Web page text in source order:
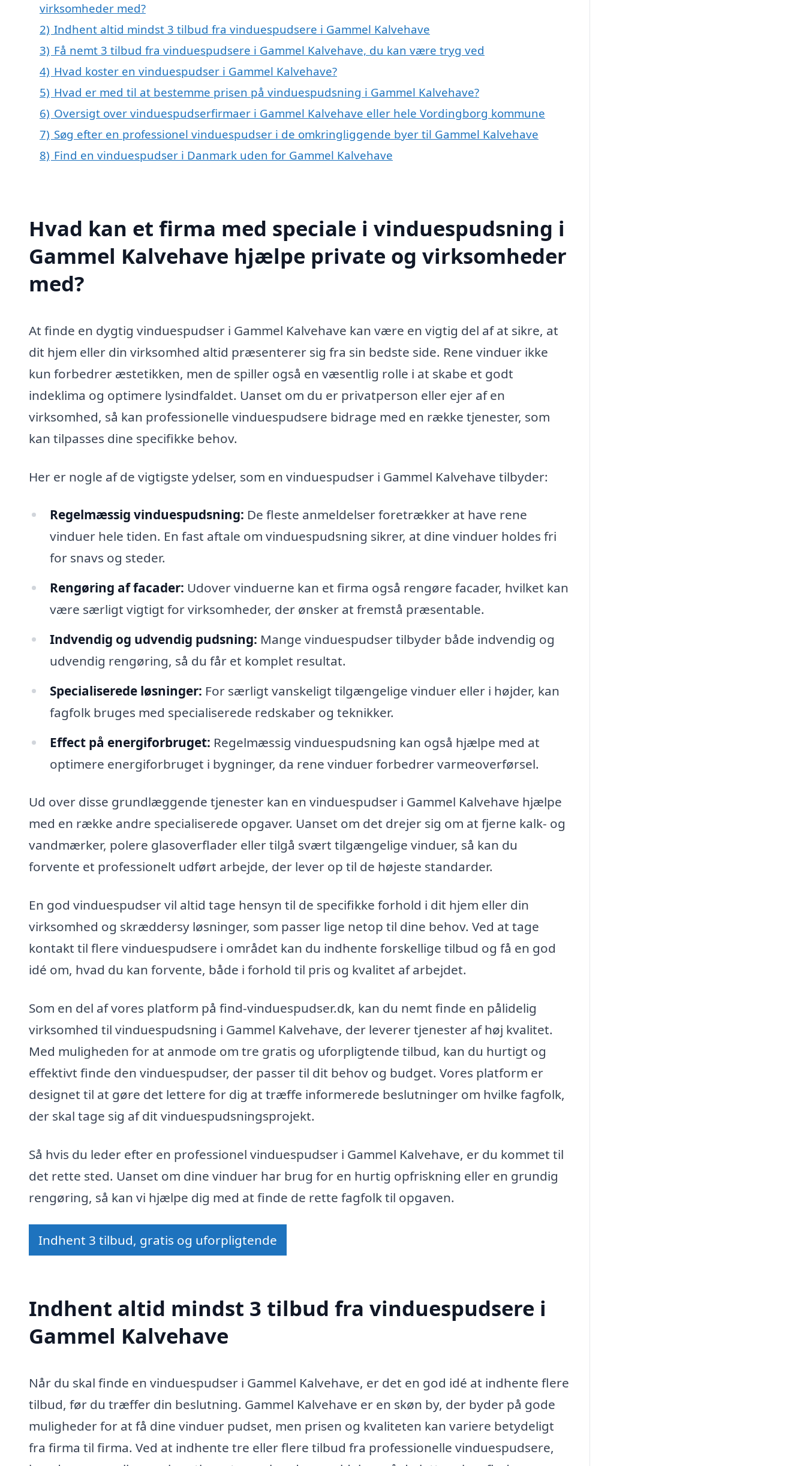
virksomheder med?
2) Indhent altid mindst 3 tilbud fra vinduespudsere i Gammel Kalvehave
3) Få nemt 3 tilbud fra vinduespudsere i Gammel Kalvehave, du kan være tryg ved
4) Hvad koster en vinduespudser i Gammel Kalvehave?
5) Hvad er med til at bestemme prisen på vinduespudsning i Gammel Kalvehave?
6) Oversigt over vinduespudserfirmaer i Gammel Kalvehave eller hele Vordingborg kommune
7) Søg efter en professionel vinduespudser i de omkringliggende byer til Gammel Kalvehave
8) Find en vinduespudser i Danmark uden for Gammel Kalvehave
Hvad kan et firma med speciale i vinduespudsning i
Gammel Kalvehave hjælpe private og virksomheder
med?
At finde en dygtig vinduespudser i Gammel Kalvehave kan være en vigtig del af at sikre, at
dit hjem eller din virksomhed altid præsenterer sig fra sin bedste side. Rene vinduer ikke
kun forbedrer æstetikken, men de spiller også en væsentlig rolle i at skabe et godt
indeklima og optimere lysindfaldet. Uanset om du er privatperson eller ejer af en
virksomhed, så kan professionelle vinduespudsere bidrage med en række tjenester, som
kan tilpasses dine specifikke behov.
Her er nogle af de vigtigste ydelser, som en vinduespudser i Gammel Kalvehave tilbyder:
Regelmæssig vinduespudsning: De fleste anmeldelser foretrækker at have rene
vinduer hele tiden. En fast aftale om vinduespudsning sikrer, at dine vinduer holdes fri
for snavs og steder.
Rengøring af facader: Udover vinduerne kan et firma også rengøre facader, hvilket kan
være særligt vigtigt for virksomheder, der ønsker at fremstå præsentable.
Indvendig og udvendig pudsning: Mange vinduespudser tilbyder både indvendig og
udvendig rengøring, så du får et komplet resultat.
Specialiserede løsninger: For særligt vanskeligt tilgængelige vinduer eller i højder, kan
fagfolk bruges med specialiserede redskaber og teknikker.
Effect på energiforbruget: Regelmæssig vinduespudsning kan også hjælpe med at
optimere energiforbruget i bygninger, da rene vinduer forbedrer varmeoverførsel.
Ud over disse grundlæggende tjenester kan en vinduespudser i Gammel Kalvehave hjælpe
med en række andre specialiserede opgaver. Uanset om det drejer sig om at fjerne kalk- og
vandmærker, polere glasoverflader eller tilgå svært tilgængelige vinduer, så kan du
forvente et professionelt udført arbejde, der lever op til de højeste standarder.
En god vinduespudser vil altid tage hensyn til de specifikke forhold i dit hjem eller din
virksomhed og skræddersy løsninger, som passer lige netop til dine behov. Ved at tage
kontakt til flere vinduespudsere i området kan du indhente forskellige tilbud og få en god
idé om, hvad du kan forvente, både i forhold til pris og kvalitet af arbejdet.
Som en del af vores platform på find-vinduespudser.dk, kan du nemt finde en pålidelig
virksomhed til vinduespudsning i Gammel Kalvehave, der leverer tjenester af høj kvalitet.
Med muligheden for at anmode om tre gratis og uforpligtende tilbud, kan du hurtigt og
effektivt finde den vinduespudser, der passer til dit behov og budget. Vores platform er
designet til at gøre det lettere for dig at træffe informerede beslutninger om hvilke fagfolk,
der skal tage sig af dit vinduespudsningsprojekt.
Så hvis du leder efter en professionel vinduespudser i Gammel Kalvehave, er du kommet til
det rette sted. Uanset om dine vinduer har brug for en hurtig opfriskning eller en grundig
rengøring, så kan vi hjælpe dig med at finde de rette fagfolk til opgaven.
Indhent 3 tilbud, gratis og uforpligtende
Indhent altid mindst 3 tilbud fra vinduespudsere i
Gammel Kalvehave
Når du skal finde en vinduespudser i Gammel Kalvehave, er det en god idé at indhente flere
tilbud, før du træffer din beslutning. Gammel Kalvehave er en skøn by, der byder på gode
muligheder for at få dine vinduer pudset, men prisen og kvaliteten kan variere betydeligt
fra firma til firma. Ved at indhente tre eller flere tilbud fra professionelle vinduespudsere,